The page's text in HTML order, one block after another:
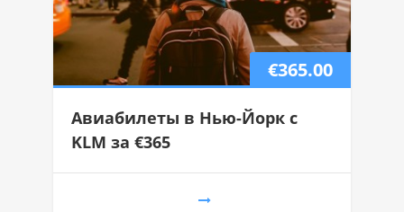
€365.00
Авиабилеты в Нью-Йорк с
KLM за €365